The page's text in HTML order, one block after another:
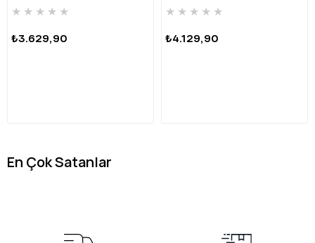
★ ★ ★ ★ ★
₺3.629,90
★ ★ ★ ★ ★
₺4.129,90
En Çok Satanlar